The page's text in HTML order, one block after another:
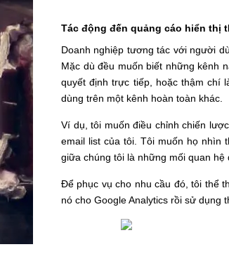
Tác động đến quảng cáo hiển thị
Doanh nghiệp tương tác với người
Mặc dù đều muốn biết những kênh
quyết định trực tiếp, hoặc thậm chí
dùng trên một kênh hoàn toàn khác.
Ví dụ, tôi muốn điều chỉnh chiến
email list của tôi. Tôi muốn họ nhìn
giữa chúng tôi là những mối quan hệ
Để phục vụ cho nhu cầu đó, tôi thể
nó cho Google Analytics rồi sử dụng